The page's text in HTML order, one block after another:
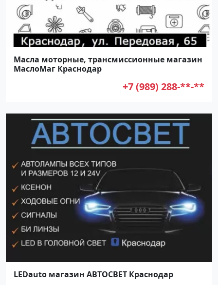
Масла моторные, трансмиссионные магазин
МаслоМаг Краснодар
+7 (989) 288-**-**
LEDauto магазин АВТОСВЕТ Краснодар